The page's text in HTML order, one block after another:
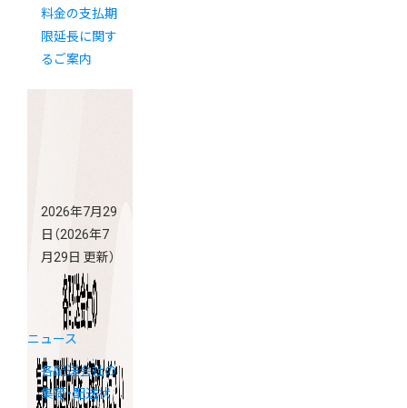
料金の支払期
限延長に関す
るご案内
2026年7月29
日 （2026年7
月29日 更新）
ニュース
各配送会社の
集荷・配送状